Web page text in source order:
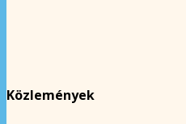
Közlemények